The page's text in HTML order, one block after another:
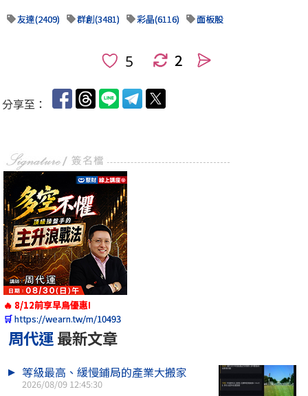
友達(2409) 群創(3481) 彩晶(6116) 面板股
2
分享至：
🔥 8/12前享早鳥優惠!
🛒https://wearn.tw/m/10493
周代運最新文章
等級最高、緩慢鋪局的產業大搬家
2026/08/09 12:45:30